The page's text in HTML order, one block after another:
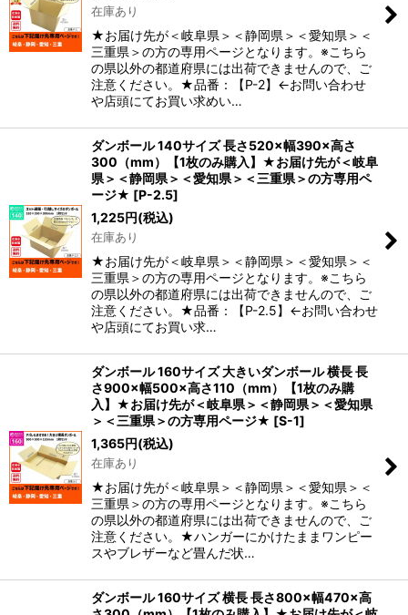
在庫あり
★お届け先が＜岐阜県＞＜静岡県＞＜愛知県＞＜
三重県＞の方の専用ページとなります。※こちら
の県以外の都道府県には出荷できませんので、ご
注意ください。★品番：【P-2】←お問い合わせ
や店頭にてお買い求めい…
ダンボール 140サイズ 長さ520×幅390×高さ
300（mm）【1枚のみ購入】★お届け先が＜岐阜
県＞＜静岡県＞＜愛知県＞＜三重県＞の方専用ペ
ージ★ [P-2.5]
1,225円(税込)
在庫あり
★お届け先が＜岐阜県＞＜静岡県＞＜愛知県＞＜
三重県＞の方の専用ページとなります。※こちら
の県以外の都道府県には出荷できませんので、ご
注意ください。★品番：【P-2.5】←お問い合わせ
や店頭にてお買い求…
ダンボール 160サイズ 大きいダンボール 横長 長
さ900×幅500×高さ110（mm）【1枚のみ購
入】★お届け先が＜岐阜県＞＜静岡県＞＜愛知県
＞＜三重県＞の方専用ページ★ [S-1]
1,365円(税込)
在庫あり
★お届け先が＜岐阜県＞＜静岡県＞＜愛知県＞＜
三重県＞の方の専用ページとなります。※こちら
の県以外の都道府県には出荷できませんので、ご
注意ください。★ハンガーにかけたままワンピー
スやブレザーなど畳んだ状…
ダンボール 160サイズ 横長 長さ800×幅470×高